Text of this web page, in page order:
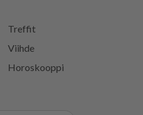
Treffit
Viihde
Horoskooppi